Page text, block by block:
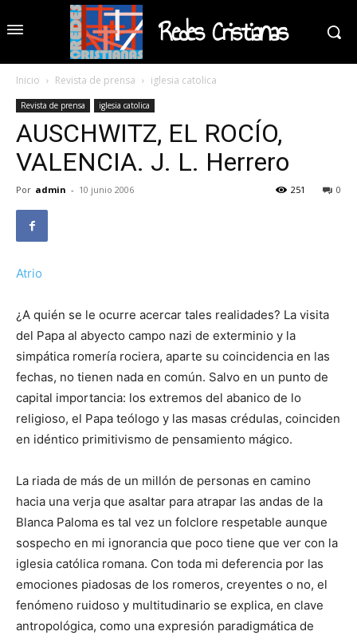
Redes Cristianas
Inicio Revista de prensa iglesia catolica
Revista de prensa iglesia catolica
AUSCHWITZ, EL ROCÍO,
VALENCIA. J. L. Herrero
Por admin - 10 junio 2006 0
251
Atrio
¿A quién se le ocurre acercar tales realidades? La visita
del Papa al abyecto campo nazi de exterminio y la
simpática romería rociera, aparte su coincidencia en las
fechas, no tienen nada en común. Salvo en un punto de
capital importancia: los extremos del abanico de lo
religioso, el Papa teólogo y las masas crédulas, coinciden
en idéntico primitivismo de pensamiento mágico.
La riada de más de un millón de personas en camino
hacia una verja que asaltar para atrapar las andas de la
Blanca Paloma es tal vez un folclore respetable aunque
sospecho en mi ignorancia que poco tiene que ver con la
iglesia católica romana. Con toda mi deferencia por las
emociones piadosas de los romeros, creyentes o no, el
fenómeno ruidoso y multitudinario se explica, en clave
antropológica, como una expresión paradigmática de